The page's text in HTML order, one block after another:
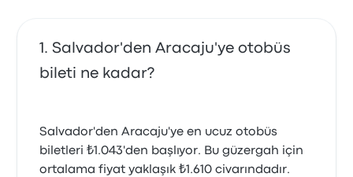
Salvador'den Aracaju'ye otobüs
bileti ne kadar?
Salvador'den Aracaju'ye en ucuz otobüs
biletleri ₺1.043'den başlıyor. Bu güzergah için
ortalama fiyat yaklaşık ₺1.610 civarındadır.